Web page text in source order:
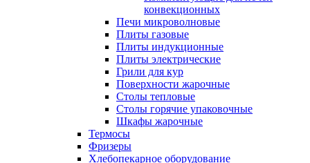
конвекционных
Печи микроволновые
Плиты газовые
Плиты индукционные
Плиты электрические
Грили для кур
Поверхности жарочные
Столы тепловые
Столы горячие упаковочные
Шкафы жарочные
Термосы
Фризеры
Хлебопекарное оборудование